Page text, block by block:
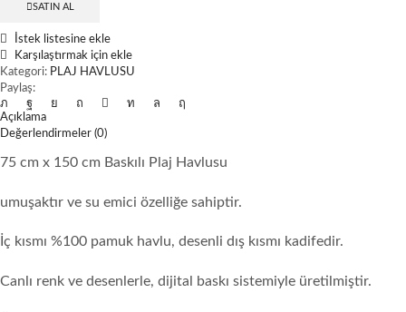
adet
SATIN AL
İstek listesine ekle
Karşılaştırmak için ekle
Kategori: PLAJ HAVLUSU
Paylaş:
Açıklama
Değerlendirmeler (0)
75 cm x 150 cm Baskılı Plaj Havlusu
umuşaktır ve su emici özelliğe sahiptir.
İç kısmı %100 pamuk havlu, desenli dış kısmı kadifedir.
Canlı renk ve desenlerle, dijital baskı sistemiyle üretilmiştir.